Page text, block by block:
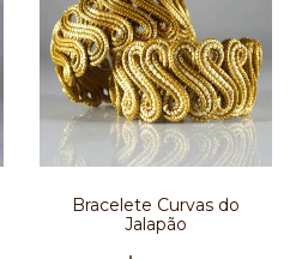
Bracelete Curvas do
Jalapão